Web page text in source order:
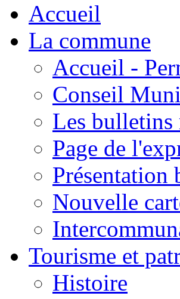
Accueil
La commune
Accueil -
Conseil
Les
Page de
Présentation
Nouvelle
Tourisme et
Histoire